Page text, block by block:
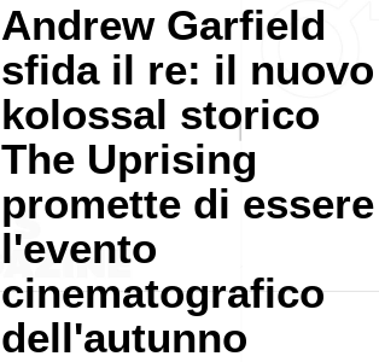
Andrew Garfield
sfida il re: il nuovo
kolossal storico
The Uprising
promette di essere
l'evento
cinematografico
dell'autunno